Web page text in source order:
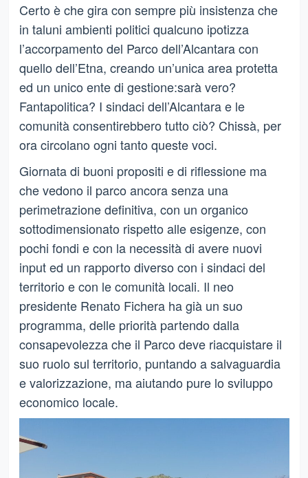
Certo è che gira con sempre più insistenza che
in taluni ambienti politici qualcuno ipotizza
l’accorpamento del Parco dell’Alcantara con
quello dell’Etna, creando un’unica area protetta
ed un unico ente di gestione:sarà vero?
Fantapolitica? I sindaci dell’Alcantara e le
comunità consentirebbero tutto ciò? Chissà, per
ora circolano ogni tanto queste voci.
Giornata di buoni propositi e di riflessione ma
che vedono il parco ancora senza una
perimetrazione definitiva, con un organico
sottodimensionato rispetto alle esigenze, con
pochi fondi e con la necessità di avere nuovi
input ed un rapporto diverso con i sindaci del
territorio e con le comunità locali. Il neo
presidente Renato Fichera ha già un suo
programma, delle priorità partendo dalla
consapevolezza che il Parco deve riacquistare il
suo ruolo sul territorio, puntando a salvaguardia
e valorizzazione, ma aiutando pure lo sviluppo
economico locale.